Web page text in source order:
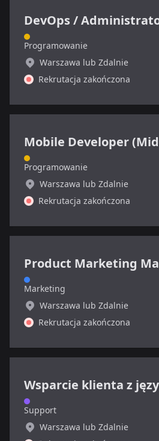
Programowanie
Warszawa lub Zdalnie
Rekrutacja zakończona
Programowanie
Warszawa lub Zdalnie
Rekrutacja zakończona
Marketing
Warszawa lub Zdalnie
Rekrutacja zakończona
Support
Warszawa lub Zdalnie